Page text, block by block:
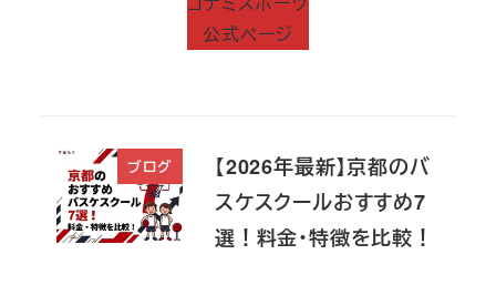
公式ページ
ブログ
【2026年最新】京都のバ
スケスクールおすすめ7
選！料金・特徴を比較！